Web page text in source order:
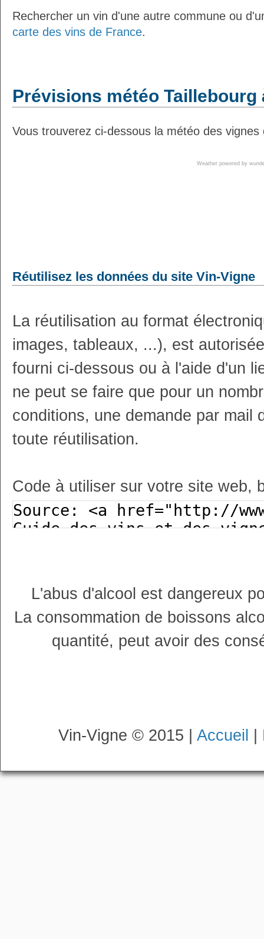
Rechercher un vin d'une autre commune ou
carte des vins de France.
Prévisions météo Taillebourg
Vous trouverez ci-dessous la météo des vignes
Weather powered by
Réutilisez les données du site Vin-Vigne
La réutilisation au format
images, tableaux, ...), est
fourni ci-dessous ou à l'aide d'un
ne peut se faire que pour un
conditions, une demande par mail
toute réutilisation.
Code à utiliser sur votre site web,
L'abus d'alcool est dangereux
La consommation de boissons
quantité, peut avoir des
Vin-Vigne © 2015 | Accueil